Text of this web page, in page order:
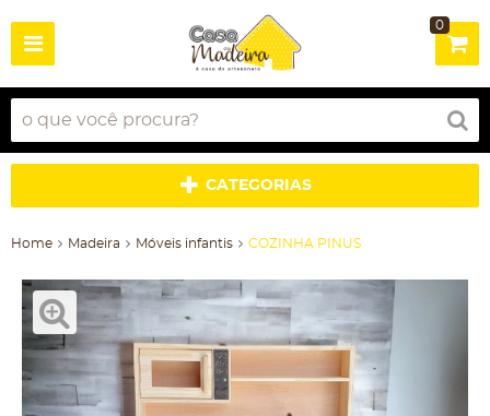
0
CATEGORIAS
Home Madeira Móveis infantis COZINHA PINUS